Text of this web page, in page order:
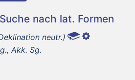
nach lat. Formen
neutr.)
Akk. Sg.